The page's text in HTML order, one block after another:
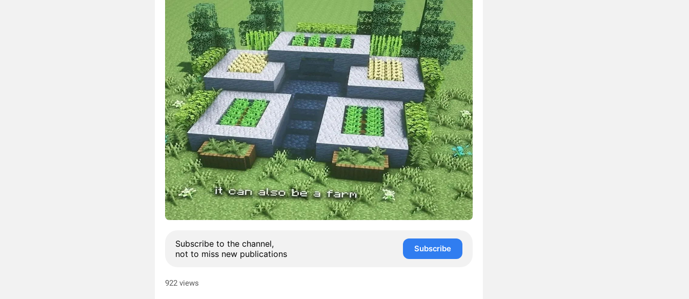
Subscribe to the channel,
not to miss new publications
Subscribe
922 views